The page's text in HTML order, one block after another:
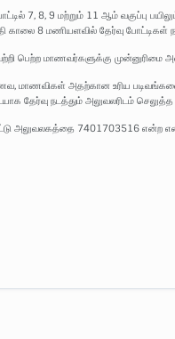
7, 8, 9 மற்றும் 11 ஆம் வகுப்பு
காலை 8 மணியளவில் தேர்வு போட்டிகள்
பெற்ற மாணவர்களுக்கு முன்னுரிமை
மாணவிகள் அதற்கான உரிய
தேர்வு நடத்தும் அலுவலரிடம்
அலுவலகத்தை 7401703516